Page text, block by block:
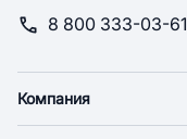
8 800 333-03-61
Компания